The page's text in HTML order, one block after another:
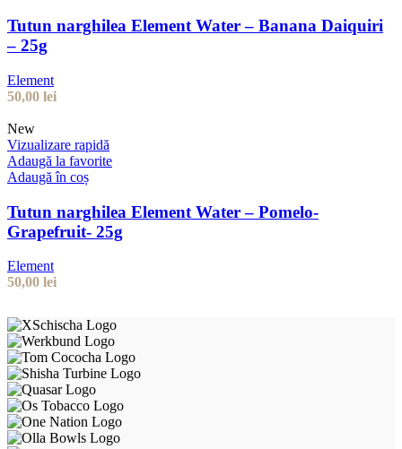
Tutun narghilea Element Water – Banana Daiquiri
– 25g
Element
50,00 lei
New
Vizualizare rapidă
Adaugă la favorite
Adaugă în coș
Tutun narghilea Element Water – Pomelo-
Grapefruit- 25g
Element
50,00 lei